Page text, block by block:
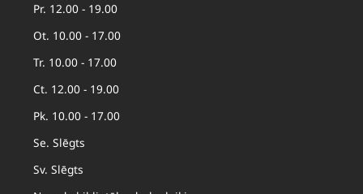
Pr. 12.00 - 19.00
Ot. 10.00 - 17.00
Tr. 10.00 - 17.00
Ct. 12.00 - 19.00
Pk. 10.00 - 17.00
Se. Slēgts
Sv. Slēgts